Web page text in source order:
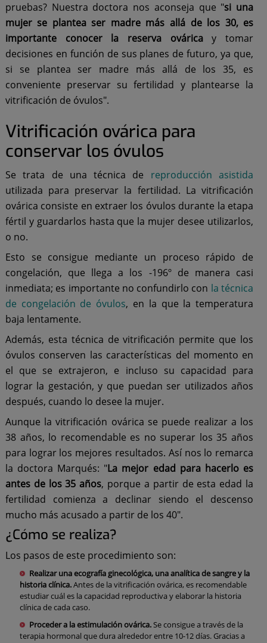
pruebas? Nuestra doctora nos aconseja que "si una
mujer se plantea ser madre más allá de los 30, es
importante conocer la reserva ováricay tomar
decisiones en función de sus planes de futuro, ya que,
si se plantea ser madre más allá de los 35, es
conveniente preservar su fertilidad y plantearse la
vitrificación de óvulos".
Vitrificación ovárica para
conservar los óvulos
Se trata de una técnica de reproducción asistida
utilizada para preservar la fertilidad. La vitrificación
ovárica consiste en extraer los óvulos durante la etapa
fértil y guardarlos hasta que la mujer desee utilizarlos,
o no.
Esto se consigue mediante un proceso rápido de
congelación, que llega a los -196º de manera casi
inmediata; es importante no confundirlo con la técnica
de congelación de óvulos, en la que la temperatura
baja lentamente.
Además, esta técnica de vitrificación permite que los
óvulos conserven las características del momento en
el que se extrajeron, e incluso su capacidad para
lograr la gestación, y que puedan ser utilizados años
después, cuando lo desee la mujer.
Aunque la vitrificación ovárica se puede realizar a los
38 años, lo recomendable es no superar los 35 años
para lograr los mejores resultados. Así nos lo remarca
la doctora Marqués: "La mejor edad para hacerlo es
antes de los 35 años, porque a partir de esta edad la
fertilidad comienza a declinar siendo el descenso
mucho más acusado a partir de los 40".
¿Cómo se realiza?
Los pasos de este procedimiento son:
Realizar una ecografía ginecológica, una analítica de sangre y la
historia clínica.Antes de la vitrificación ovárica, es recomendable
estudiar cuál es la capacidad reproductiva y elaborar la historia
clínica de cada caso.
Proceder a la estimulación ovárica.Se consigue a través de la
terapia hormonal que dura alrededor entre 10-12 días. Gracias a